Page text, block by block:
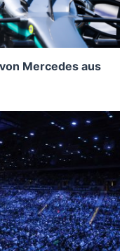
Mercedes aus